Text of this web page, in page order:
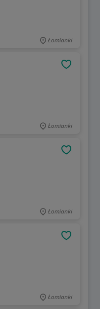
Łomianki
Łomianki
Łomianki
Łomianki